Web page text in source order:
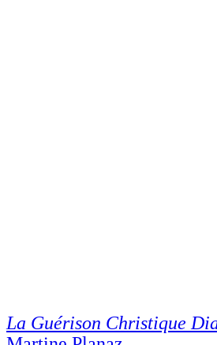
La Guérison Christique